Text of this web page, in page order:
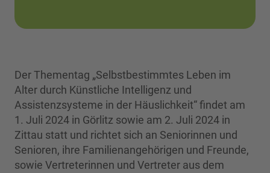
Der Thementag „Selbstbestimmtes Leben im
Alter durch Künstliche Intelligenz und
Assistenzsysteme in der Häuslichkeit“ findet am
1. Juli 2024 in Görlitz sowie am 2. Juli 2024 in
Zittau statt und richtet sich an Seniorinnen und
Senioren, ihre Familienangehörigen und Freunde,
sowie Vertreterinnen und Vertreter aus dem